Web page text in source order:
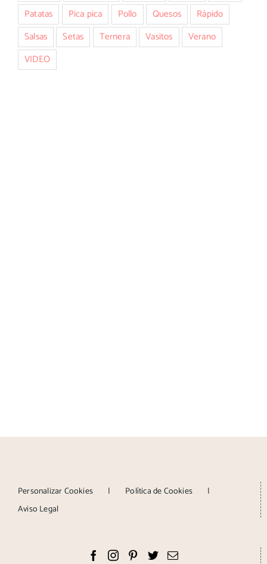
Patatas
Pica pica Pollo Quesos
Rápido
Salsas
Setas Ternera Vasitos
Verano
VIDEO
Personalizar Cookies
Política de Cookies
Aviso Legal